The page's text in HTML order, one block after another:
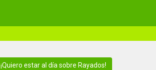
¡Quiero estar al día sobre Rayados!